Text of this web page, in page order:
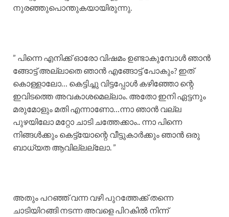
നുരഞ്ഞുപൊന്തുകയായിരുന്നു.
” പിന്നെ എനിക്ക് ഓരോ വിഷമം ഉണ്ടാകുമ്പോൾ ഞാൻ
ങ്ങോട്ട്‌ അല്ലാതെ ഞാൻ എങ്ങോട്ട് പോകും? ഇത്
കൊള്ളാലോ… കെട്ടിച്ചു വിട്ടപ്പോൾ കഴിഞ്ഞോ ന്റെ
ഇവിടത്തെ അവകാശമെല്ലാം. അതോ ഇനി ഏട്ടനും
മരുമോളും മതി എന്നാണോ…ന്നാ ഞാൻ വല്ല
പുഴയിലോ മറ്റോ ചാടി ചത്തേക്കാം.. ന്നാ പിന്നെ
നിങ്ങൾക്കും കെട്ട്യോന്റെ വീട്ടുകാർക്കും ഞാൻ ഒരു
ബാധ്യത ആവില്ലല്ലോ. ”
അതും പറഞ്ഞ് വന്ന വഴി പുറത്തേക്ക് തന്നെ
ചാടിയിറങ്ങി നടന്ന അവളെ പിറകിൽ നിന്ന്